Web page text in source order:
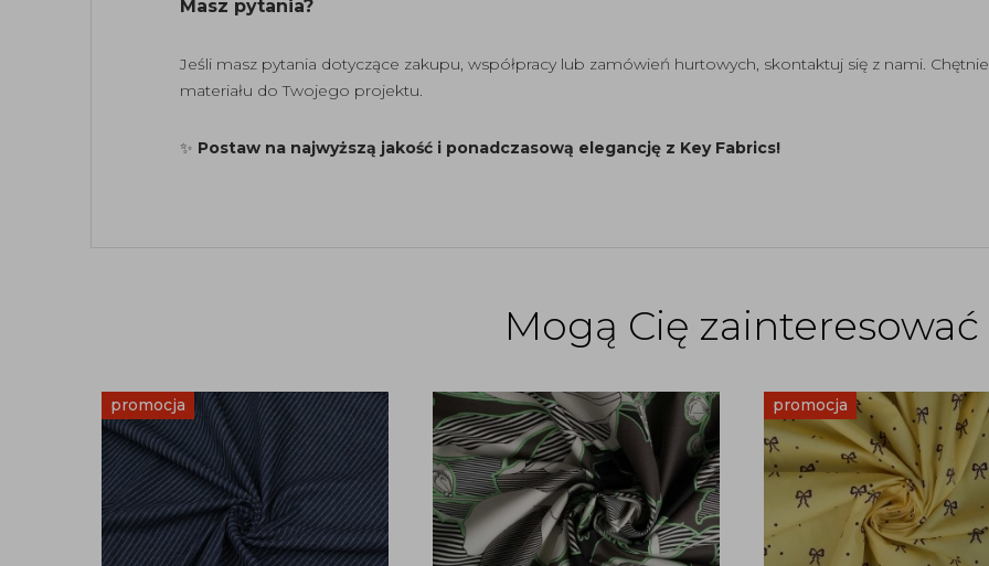
Masz pytania?
Jeśli masz pytania dotyczące zakupu, współpracy lub zamówień hurtowych, skontaktuj się z nami.
materiału do Twojego projektu.
✨ Postaw na najwyższą jakość i ponadczasową elegancję z Key Fabrics!
Mogą Cię zainteresować
promocja promocja